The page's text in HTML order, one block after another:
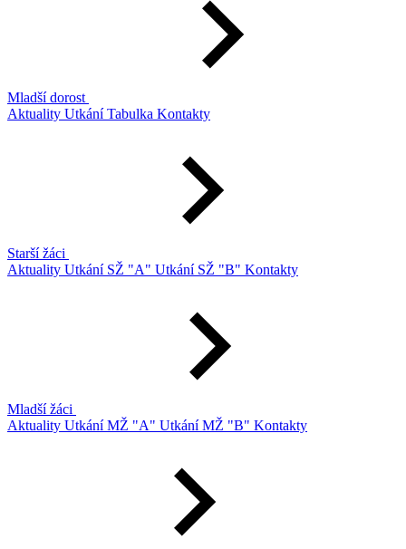
Mladší dorost
Aktuality UtkáníTabulka Kontakty
Starší žáci
Aktuality Utkání SŽ "A" Utkání SŽ "B" Kontakty
Mladší žáci
Aktuality Utkání MŽ "A" Utkání MŽ "B" Kontakty